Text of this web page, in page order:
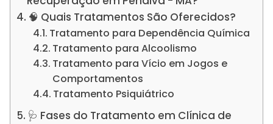
🧠 Quais Tratamentos São Oferecidos?
Tratamento para Dependência Química
Tratamento para Alcoolismo
Tratamento para Vício em Jogos e
Comportamentos
Tratamento Psiquiátrico
🩺 Fases do Tratamento em Clínica de